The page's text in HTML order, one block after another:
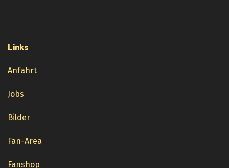
Links
Anfahrt
Jobs
Bilder
Fan-Area
Fanshop